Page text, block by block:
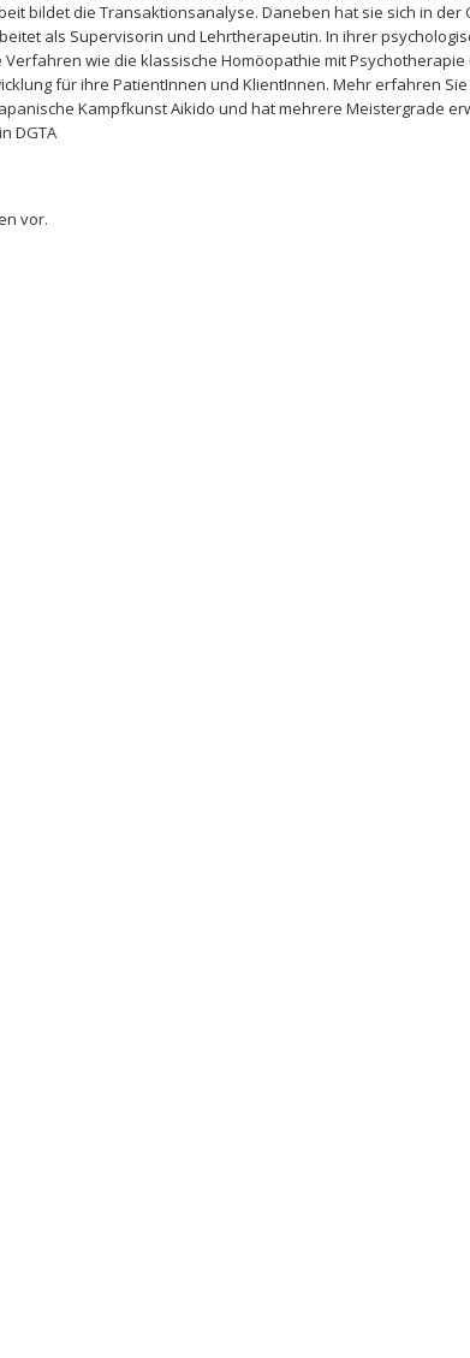
bildet die Transaktionsanalyse. Daneben hat sie sich in
als Supervisorin und Lehrtherapeutin. In ihrer
wie die klassische Homöopathie mit
für ihre PatientInnen und KlientInnen. Mehr erfahren
Kampfkunst Aikido und hat mehrere Meistergrade
DGTA
vor.